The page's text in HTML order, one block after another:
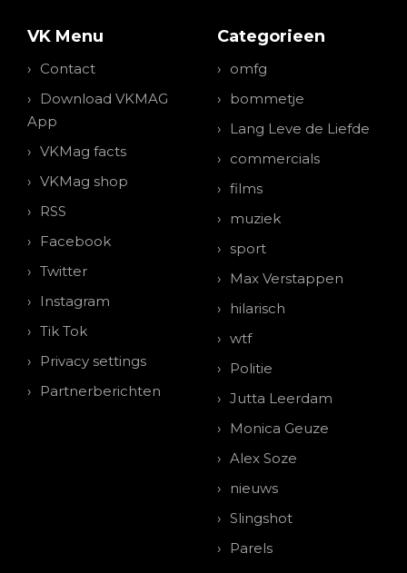
VK Menu
Contact
Download VKMAG
App
VKMag facts
VKMag shop
RSS
Facebook
Twitter
Instagram
Tik Tok
Privacy settings
Partnerberichten
Categorieen
omfg
bommetje
Lang Leve de Liefde
commercials
films
muziek
sport
Max Verstappen
hilarisch
wtf
Politie
Jutta Leerdam
Monica Geuze
Alex Soze
nieuws
Slingshot
Parels